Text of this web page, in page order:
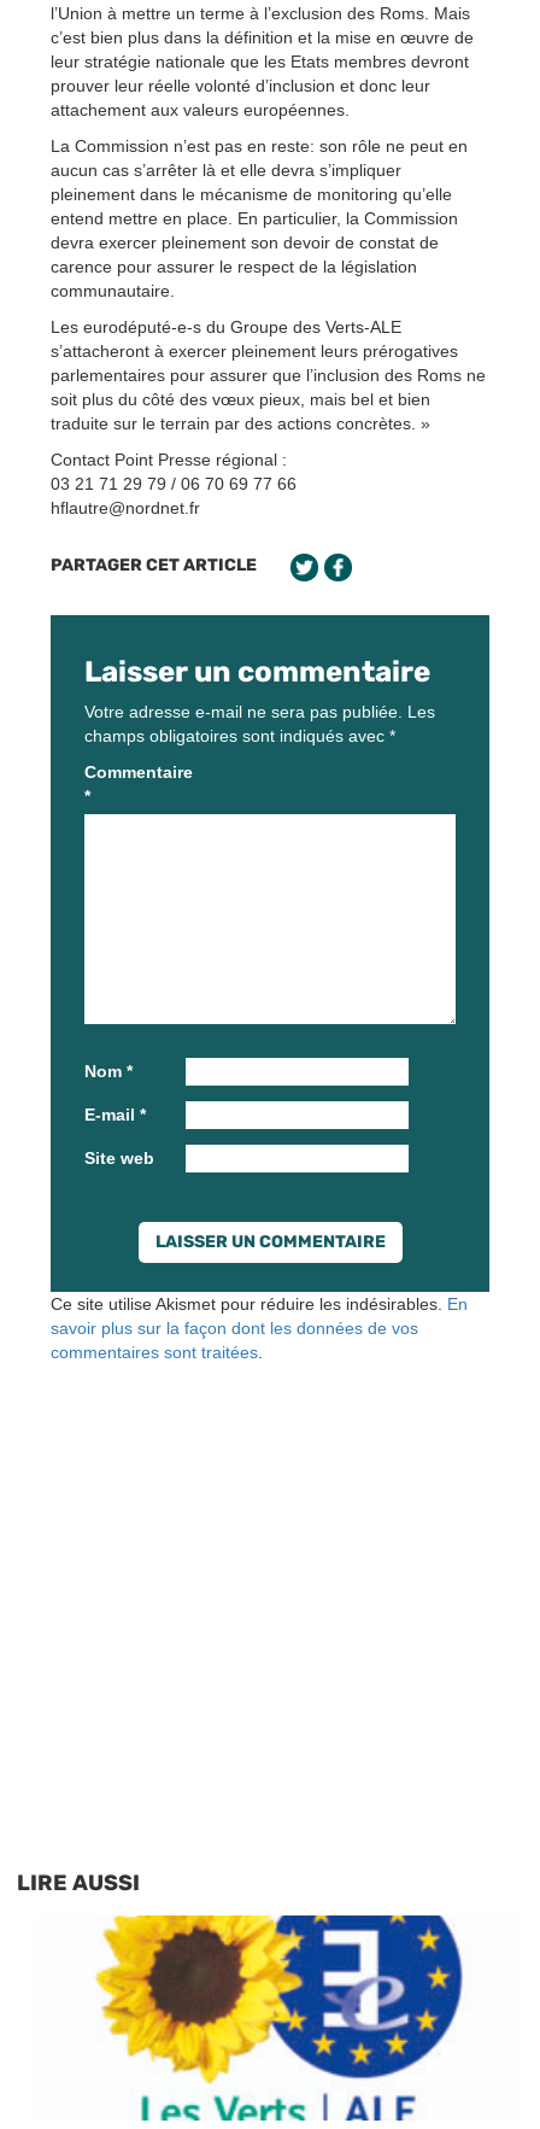
l’Union à mettre un terme à l’exclusion des Roms. Mais
c’est bien plus dans la définition et la mise en œuvre de
leur stratégie nationale que les Etats membres devront
prouver leur réelle volonté d’inclusion et donc leur
attachement aux valeurs européennes.
La Commission n’est pas en reste: son rôle ne peut en
aucun cas s’arrêter là et elle devra s’impliquer
pleinement dans le mécanisme de monitoring qu’elle
entend mettre en place. En particulier, la Commission
devra exercer pleinement son devoir de constat de
carence pour assurer le respect de la législation
communautaire.
Les eurodéputé-e-s du Groupe des Verts-ALE
s’attacheront à exercer pleinement leurs prérogatives
parlementaires pour assurer que l’inclusion des Roms ne
soit plus du côté des vœux pieux, mais bel et bien
traduite sur le terrain par des actions concrètes. »
Contact Point Presse régional :
03 21 71 29 79 / 06 70 69 77 66
hflautre@nordnet.fr
PARTAGER CET ARTICLE
Laisser un commentaire
Votre adresse e-mail ne sera pas publiée. Les
champs obligatoires sont indiqués avec *
Commentaire
*
Nom *
E-mail *
Site web
Ce site utilise Akismet pour réduire les indésirables. En
savoir plus sur la façon dont les données de vos
commentaires sont traitées
LIRE AUSSI